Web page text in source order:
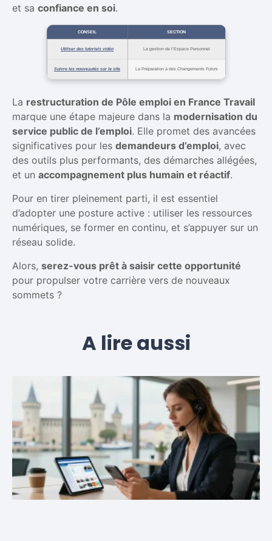
et sa confiance en soi.
CONSEIL SECTION
Utiliser des tutoriels vidéo La gestion de l’Espace Personnel
Suivre les nouveautés sur le site La Préparation à des Changements Futurs
La restructuration de Pôle emploi en France Travail
marque une étape majeure dans la modernisation du
service public de l’emploi. Elle promet des avancées
significatives pour les demandeurs d’emploi, avec
des outils plus performants, des démarches allégées,
et un accompagnement plus humain et réactif.
Pour en tirer pleinement parti, il est essentiel
d’adopter une posture active : utiliser les ressources
numériques, se former en continu, et s’appuyer sur un
réseau solide.
Alors, serez-vous prêt à saisir cette opportunité
pour propulser votre carrière vers de nouveaux
sommets ?
A lire aussi